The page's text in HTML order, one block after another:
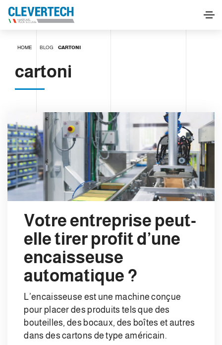
HOME BLOG CARTONI
cartoni
Votre entreprise peut-
elle tirer profit d’une
encaisseuse
automatique ?
L’encaisseuse est une machine conçue
pour placer des produits tels que des
bouteilles, des bocaux, des boîtes et autres
dans des cartons de type américain.